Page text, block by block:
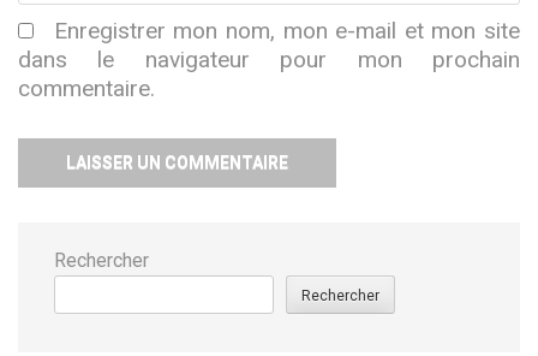
Enregistrer mon nom, mon e-mail et mon site
dans le navigateur pour mon prochain
commentaire.
Rechercher
Rechercher